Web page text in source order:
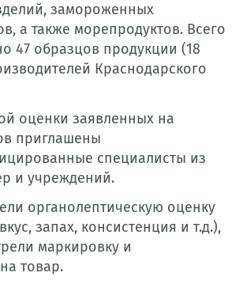
замороженных
а также морепродуктов. Всего
47 образцов продукции (18
Краснодарского
оценки заявленных на
приглашены
специалисты из
и учреждений.
органолептическую оценку
запах, консистенция и т.д.),
маркировку и
товар.